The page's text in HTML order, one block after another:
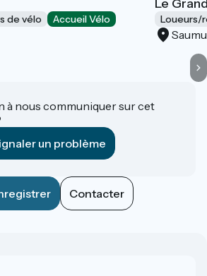
de vélo Accueil Vélo
Le
Loueurs/
à nous communiquer sur cet
un problème
Contacter